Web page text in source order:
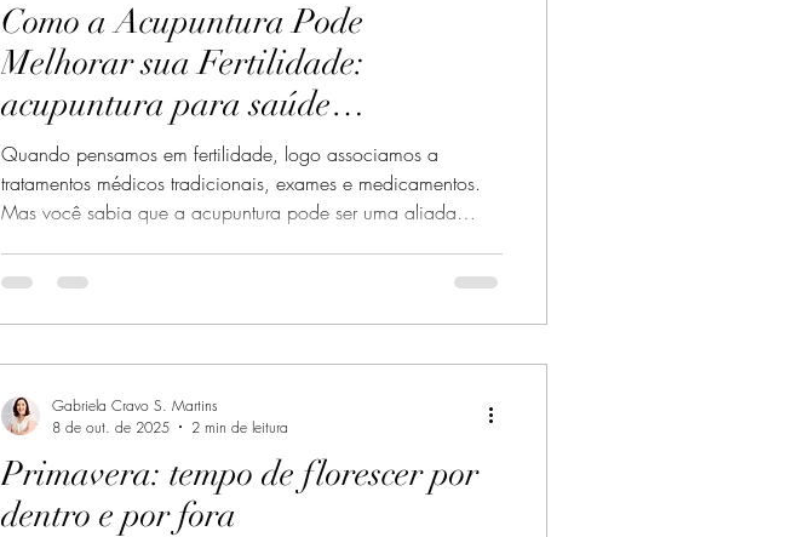
Como a Acupuntura Pode
Melhorar sua Fertilidade:
acupuntura para saúde
reprodutiva
Quando pensamos em fertilidade, logo associamos a
tratamentos médicos tradicionais, exames e medicamentos.
Mas você sabia que a acupuntura pode ser uma aliada
Tradicional Chinesa (MTC) oferece uma abordagem holística
fatores essenciais para a saúde reprodutiva. Neste texto, vou
compartilhar como a acupuntura pode melhorar sua
Primavera: tempo de florescer por
dentro e por fora
Gabriela Cravo S. Martins
8 de out. de 2025
2 min de leitura